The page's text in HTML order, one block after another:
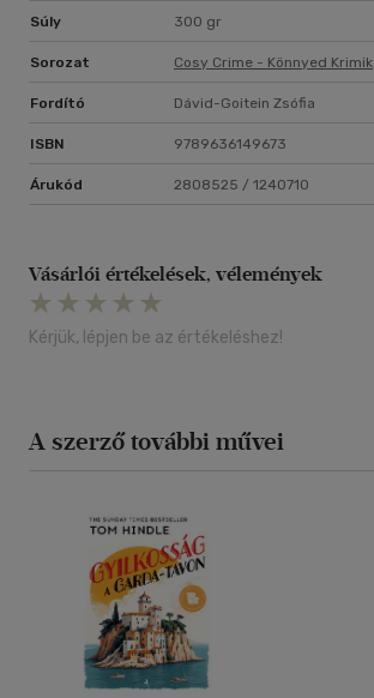
Súly 300 gr
Sorozat Cosy Crime - Könnyed Krimik
Fordító Dávid-Goitein Zsófia
ISBN 9789636149673
Árukód 2808525 / 1240710
Vásárlói értékelések, vélemények
Kérjük, lépjen be az értékeléshez!
A szerző további művei